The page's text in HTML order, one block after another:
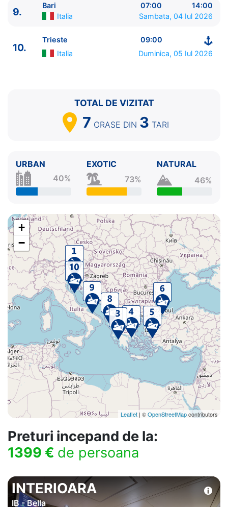
9.
Italia
Trieste Italia
9.
Bari 07:00
14:00
Italia
Sambata, 04 Iul 2026
10.
Trieste
09:00
Italia
Duminica, 05 Iul 2026
TOTAL DE VIZITAT
7 ORASE DIN 3 TARI
URBAN
40%
EXOTIC
73%
NATURAL
46%
+
−
Leaflet | ©OpenStreetMapcontributors
Preturi incepand de la:
1399 € de persoana
INTERIOARA
IB - Bella